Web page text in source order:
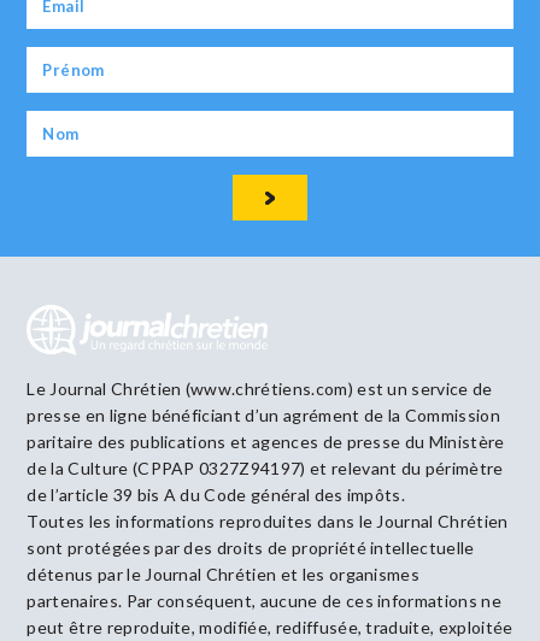
Le Journal Chrétien (www.chrétiens.com) est un service de
presse en ligne bénéficiant d’un agrément de la Commission
paritaire des publications et agences de presse du Ministère
de la Culture (CPPAP 0327Z94197) et relevant du périmètre
de l’article 39 bis A du Code général des impôts.
Toutes les informations reproduites dans le Journal Chrétien
sont protégées par des droits de propriété intellectuelle
détenus par le Journal Chrétien et les organismes
partenaires. Par conséquent, aucune de ces informations ne
peut être reproduite, modifiée, rediffusée, traduite, exploitée